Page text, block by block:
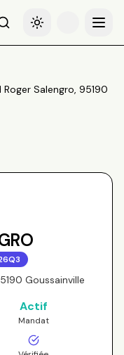
RechercheBasculer le thème
Menu
Roger Salengro, 95190
Goussainville
Actif
Mandat